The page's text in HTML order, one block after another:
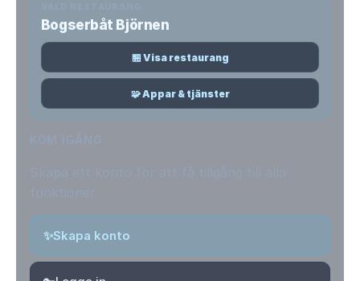
Bogserbåt Björnen
🏪 Visa restaurang
🧩 Appar & tjänster
✨Skapa konto